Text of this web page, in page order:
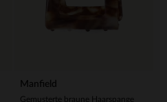
Manfield
Gemusterte braune Haarspange